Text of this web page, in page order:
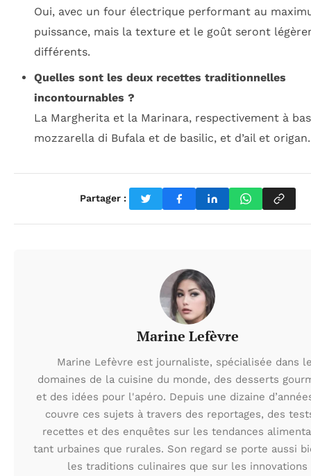
Oui, avec un four électrique performant au
puissance, mais la texture et le goût seront
différents.
Quelles sont les deux recettes traditionnelles
incontournables ?
La Margherita et la Marinara, respectivement à
mozzarella di Bufala et de basilic, et d’ail et origan.
Partager :
Marine Lefèvre
Marine Lefèvre est journaliste, spécialisée dans
domaines de la cuisine du monde, des desserts
et des idées pour l'apéro. Depuis une dizaine
couvre ces sujets à travers des reportages, des
recettes et des enquêtes sur les tendances
tant urbaines que rurales. Son regard se porte aussi
les traditions culinaires que sur les innovations